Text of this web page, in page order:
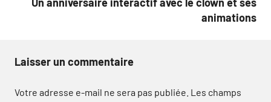
animations
Laisser un commentaire
Votre adresse e-mail ne sera pas publiée. Les champs